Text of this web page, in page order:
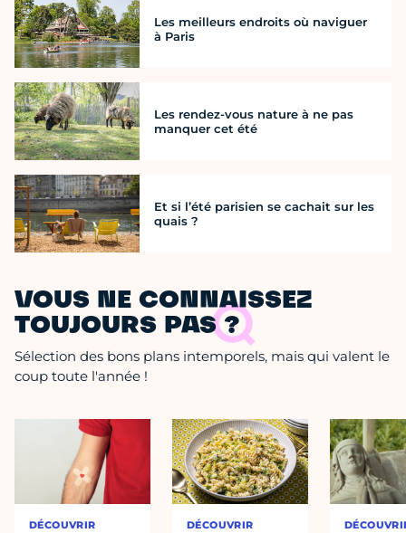
Les meilleurs endroits où naviguer
à Paris
Les rendez-vous nature à ne pas
manquer cet été
Et si l’été parisien se cachait sur les
quais ?
VOUS NE CONNAISSEZ
TOUJOURS PAS ?
Sélection des bons plans intemporels, mais qui valent le
coup toute l'année !
DÉCOUVRIR DÉCOUVRIR